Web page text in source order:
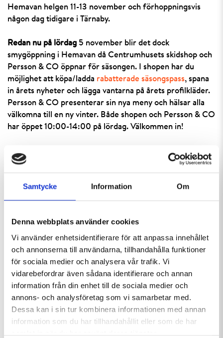
Samtycke Information Om
Denna webbplats använder cookies
Vi använder enhetsidentifierare för att anpassa innehållet
och annonserna till användarna, tillhandahålla funktioner
för sociala medier och analysera vår trafik. Vi
vidarebefordrar även sådana identifierare och annan
information från din enhet till de sociala medier och
annons- och analysföretag som vi samarbetar med.
Dessa kan i sin tur kombinera informationen med annan
information som du har tillhandahållit eller som de har
samlat in när du har använt deras tjänster.
Hemavan helgen 11-13 november och förhoppningsvis
någon dag tidigare i Tärnaby.
Redan nu på lördag 5 november blir det dock
smygöppning i Hemavan då Centrumhusets skidshop och
Persson & CO öppnar för säsongen. I shopen har du
möjlighet att köpa/ladda rabatterade säsongspass, spana
in årets nyheter och lägga vantarna på årets profilkläder.
Persson & CO presenterar sin nya meny och hälsar alla
välkomna till en ny vinter. Både shopen och Persson & CO
har öppet 10:00-14:00 på lördag. Välkommen in!
Bilder från snöläggningen: